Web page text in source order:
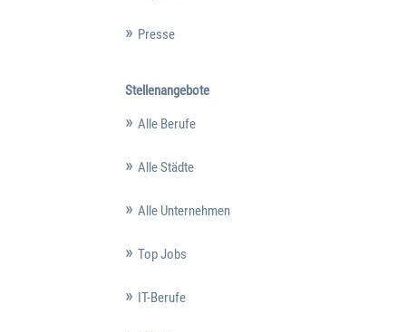
Presse
Stellenangebote
Alle Berufe
Alle Städte
Alle Unternehmen
Top Jobs
IT-Berufe